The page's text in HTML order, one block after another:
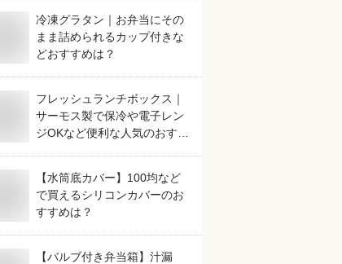
冷凍グラタン｜お弁当にその
まま詰められるカップ付きな
どおすすめは？
フレッシュランチボックス｜
サーモス製で保冷や電子レン
ジOKなど便利な人気のおすす
【水筒底カバー】100均など
で買えるシリコンカバーのお
すすめは？
【バルブ付き弁当箱】汁漏